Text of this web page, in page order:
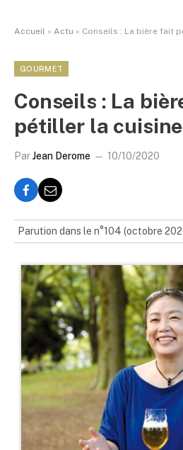
Accueil » Actu » Conseils : La bière fait
GOURMET
Conseils : La
pétiller la cuisine
ParJean Derome 10/10/2020
Parution dans le n°104 (octobre